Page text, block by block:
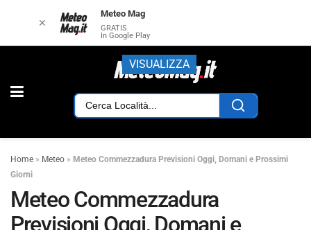
Home » Meteo » Meteo Commezzadura Previsioni Oggi, Domani e Prossimi
Giorni
Meteo Commezzadura
Previsioni Oggi, Domani e
✕
Meteo Mag
GRATIS
In Google Play
VISUALIZZA